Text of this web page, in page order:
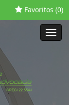
Favoritos (0)